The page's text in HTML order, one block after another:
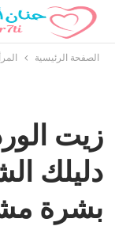
الصفحة الرئيسية
زيت
دليلك
بشرة